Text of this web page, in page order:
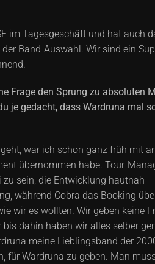
im Tagesgeschäft und hat auch
Band-Auswahl. Wir sind ein
Frage den Sprung zu absoluten
je gedacht, dass Wardruna mal
war ich schon ganz früh mit
übernommen habe. Tour-
sein, die Entwicklung hautnah
während Cobra das Booking
wir es wollten. Wir geben keine
bis dahin haben wir alles selber
meine Lieblingsband der
für Wardruna zu geben. Man